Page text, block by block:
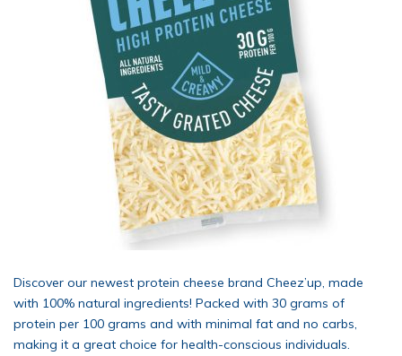
Discover our newest protein cheese brand Cheez’up, made
with 100% natural ingredients! Packed with 30 grams of
protein per 100 grams and with minimal fat and no carbs,
making it a great choice for health-conscious individuals.